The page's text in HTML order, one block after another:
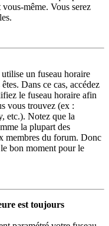
même. Vous serez
un fuseau horaire
Dans ce cas, accédez
le fuseau horaire afin
vous trouvez (ex :
etc.). Notez que la
la plupart des
membres du forum. Donc
le bon moment pour le
est toujours